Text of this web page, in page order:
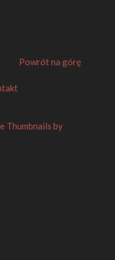
Powrót na górę
Thumbnails by